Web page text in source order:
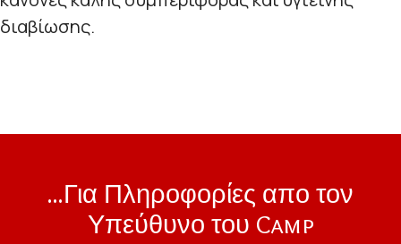
διαβίωσης.
...Για Πληροφορίες απο τον
Υπεύθυνο του Camp